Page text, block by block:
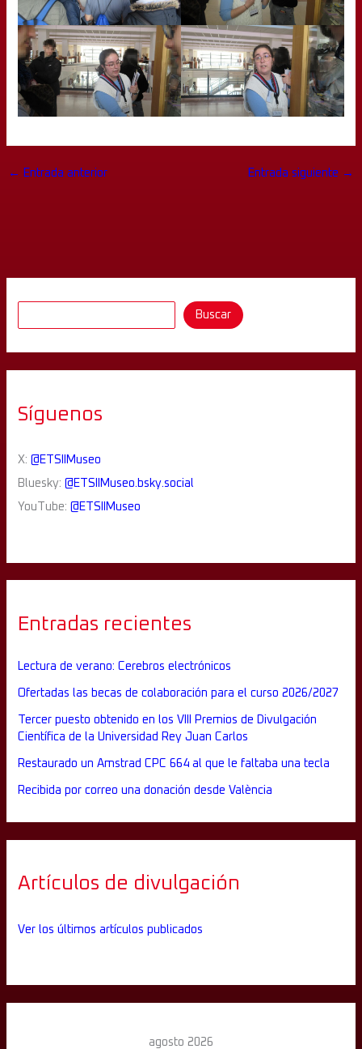
← Entrada anterior Entrada siguiente →
Buscar
Síguenos
X:@ETSIIMuseo
Bluesky:@ETSIIMuseo.bsky.social
YouTube:@ETSIIMuseo
Entradas recientes
Lectura de verano: Cerebros electrónicos
Ofertadas las becas de colaboración para el curso 2026/2027
Tercer puesto obtenido en los VIII Premios de Divulgación
Científica de la Universidad Rey Juan Carlos
Restaurado un Amstrad CPC 664 al que le faltaba una tecla
Recibida por correo una donación desde València
Artículos de divulgación
Ver los últimos artículos publicados
agosto 2026